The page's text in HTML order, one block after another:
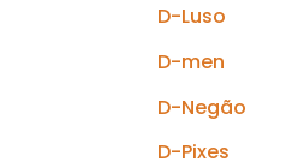
D-Luso
D-men
D-Negão
D-Pixes